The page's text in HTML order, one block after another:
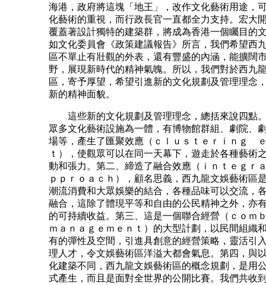
海港，政府將這塊「地王」，改作文化藝術用途，
化藝術的重視，而行政長官一直都全力支持。宏大
覆蓋著設計獨特的建築群，將成為香港一個矚目的
如文化委員會《政策建議報告》所言，我們希望西
區不單止有壯觀的外表，還有豐盛的內涵，能擴闊
野，展現新時代的精神氣魄。所以，我們對於西九
區，寄予厚望，希望引進新的文化規劃及管理理念
新的精神面貌。
這些新的文化規劃及管理理念，總括來說四點
眾多文化藝術設施為一體，有博物館群組、劇院、
場等，產生了匯聚效應（ｃｌｕｓｔｅｒｉｎｇ
ｔ），使觀眾可以在同一天幕下，遊走於各種藝術
動和張力。第二、締造了融合效應（ｉｎｔｅｇｒ
ｐｐｒｏａｃｈ），顧名思義，西九龍文娛藝術區
潮流消費和大眾娛樂的結合，各種品味可以交流，
融合，這除了體現平等和自由的公民精神之外，亦
的可持續收益。第三、這是一個聯合經營（ｃｏ
ｍａｎａｇｅｍｅｎｔ）的大型計劃，以民間組織
有的彈性及空間，引進具創意的經營策略，靈活引
理人才，令文娛藝術區洋溢大都會氣息。第四，與
化建築不同，西九龍文娛藝術區的概念規劃，是用
式產生，而且是面對全世界的公開比賽。我們共收